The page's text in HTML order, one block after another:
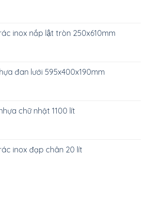
inox nắp lật tròn 250x610mm
đan lưới 595x400x190mm
chữ nhật 1100 lít
inox đạp chân 20 lít